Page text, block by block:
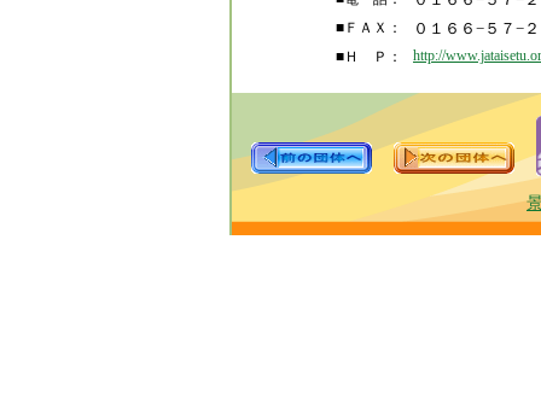
■ＦＡＸ： ０１６６−５７−
■Ｈ Ｐ： http://